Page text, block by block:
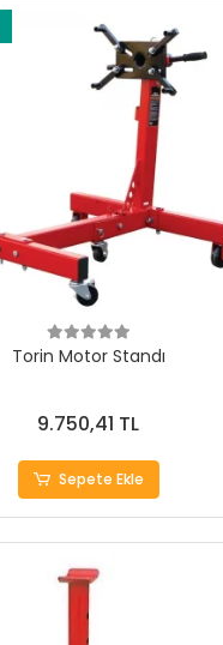
Torin Motor Standı
9.750,41 TL
Sepete Ekle